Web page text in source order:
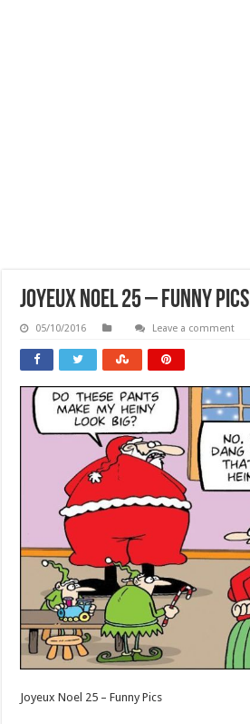
Joyeux Noel 25 – Funny Pics
05/10/2016 Leave a comment
Joyeux Noel 25 – Funny Pics